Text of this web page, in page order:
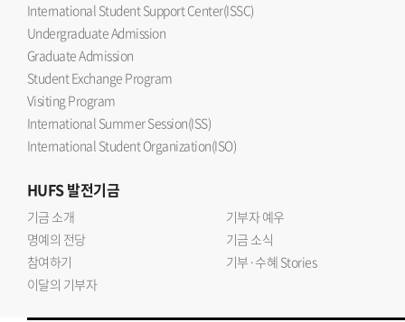
International Student Support Center(ISSC)
Undergraduate Admission
Graduate Admission
Student Exchange Program
Visiting Program
International Summer Session(ISS)
International Student Organization(ISO)
HUFS발전기금
기금 소개
기부자 예우
명예의 전당
기금 소식
참여하기
기부·수혜 Stories
이달의 기부자